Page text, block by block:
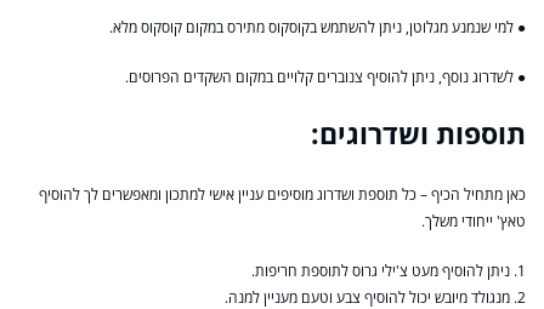
● למי שנמנע מגלוטן, ניתן להשתמש בקוסקוס מתירס במקום קוסקוס מלא.
● לשדרוג נוסף, ניתן להוסיף צנוברים קלויים במקום השקדים הפרוסים.
תוספות ושדרוגים:
כאן מתחיל הכיף – כל תוספת ושדרוג מוסיפים עניין אישי למתכון ומאפשרים לך להוסיף
טאץ' ייחודי משלך.
1. ניתן להוסיף מעט צ'ילי גרוס לתוספת חריפות.
2. מנגולד מיובש יכול להוסיף צבע וטעם מעניין למנה.